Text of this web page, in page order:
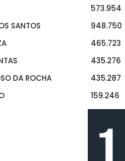
573.954
SANTOS
948.750
465.723
435.276
DA ROCHA
435.287
159.246